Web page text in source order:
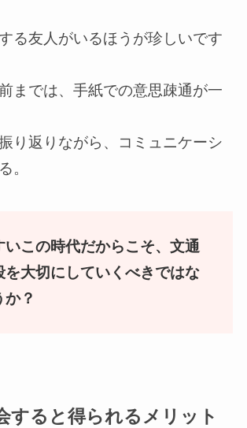
る友人がいるほうが珍しいです
までは、手紙での意思疎通が一
り返りながら、コミュニケーシ
。
いこの時代だからこそ、文通
を大切にしていくべきではな
か？
すると得られるメリット